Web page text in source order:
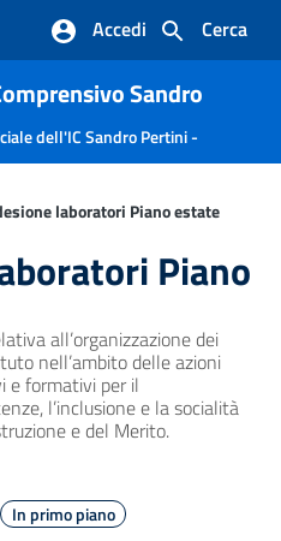
Cerca
Accedi
Sandro
dell'IC Sandro Pertini -
laboratori Piano estate
Piano
all’organizzazione dei
nell’ambito delle azioni
e formativi per il
l’inclusione e la socialità
e del Merito.
In primo piano